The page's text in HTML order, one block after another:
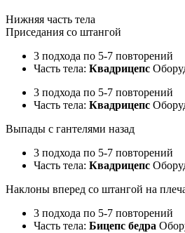
Нижняя часть тела
Приседания со штангой
3 подхода по 5-7 повторений
Часть тела: Квадрицепс
3 подхода по 5-7 повторений
Часть тела: Квадрицепс
Выпады с гантелями назад
3 подхода по 5-7 повторений
Часть тела: Квадрицепс
Наклоны вперед со штангой на
3 подхода по 5-7 повторений
Часть тела: Бицепс бедра